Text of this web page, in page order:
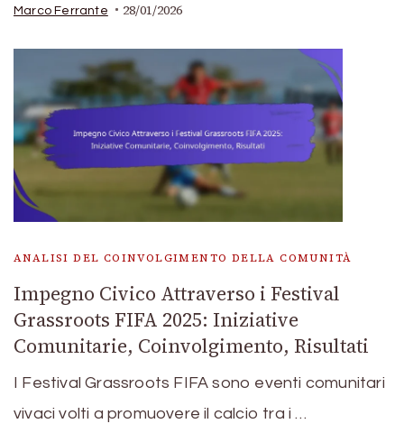
Marco Ferrante 28/01/2026
ANALISI DEL COINVOLGIMENTO DELLA COMUNITÀ
Impegno Civico Attraverso i Festival
Grassroots FIFA 2025: Iniziative
Comunitarie, Coinvolgimento, Risultati
I Festival Grassroots FIFA sono eventi comunitari
vivaci volti a promuovere il calcio tra i …